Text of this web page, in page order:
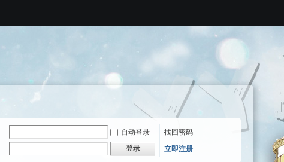
自动登录
找回密码
登录 立即注册